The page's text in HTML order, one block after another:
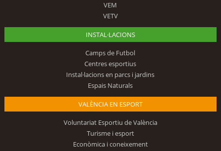
VEM
VETV
INSTAL·LACIONS
Camps de Futbol
Centres esportius
Instal·lacions en parcs i jardins
Espais Naturals
VALÈNCIA EN ESPORT
Voluntariat Esportiu de València
Turisme i esport
Econòmica i coneixement